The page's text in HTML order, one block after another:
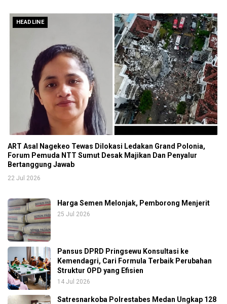
HEADLINE
ART Asal Nagekeo Tewas Dilokasi Ledakan Grand Polonia,
Forum Pemuda NTT Sumut Desak Majikan Dan Penyalur
Bertanggung Jawab
22 Jul 2026
Harga Semen Melonjak, Pemborong Menjerit
25 Jul 2026
Pansus DPRD Pringsewu Konsultasi ke
Kemendagri, Cari Formula Terbaik Perubahan
Struktur OPD yang Efisien
14 Jul 2026
Satresnarkoba Polrestabes Medan Ungkap 128